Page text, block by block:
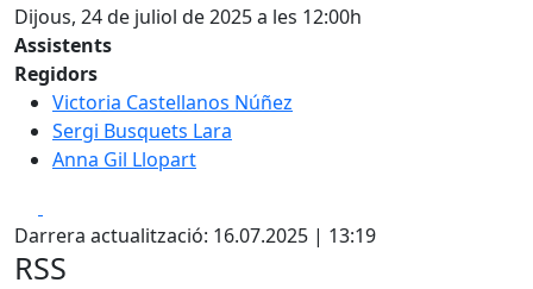
Dijous, 24 de juliol de 2025 a les 12:00h
Assistents
Regidors
Victoria Castellanos Núñez
Sergi Busquets Lara
Anna Gil Llopart
Darrera actualització: 16.07.2025 | 13:19
RSS